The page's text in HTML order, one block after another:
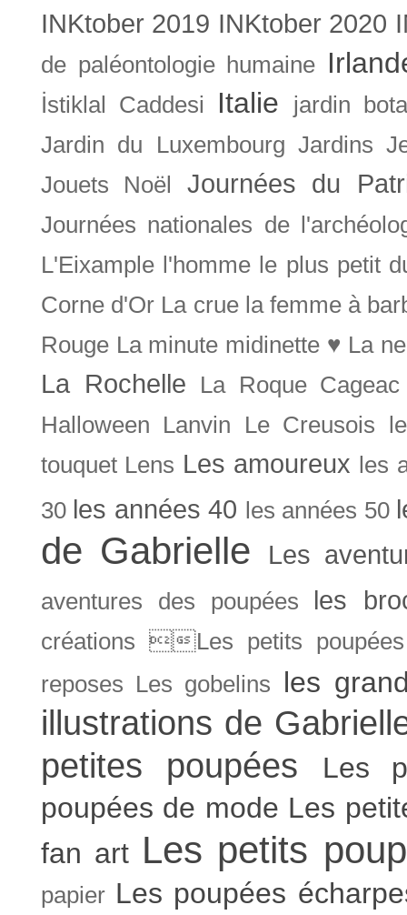
INKtober 2019 INKtober 2020
de paléontologie humaine
İstiklal Caddesi Italie
jardin
Jardin du Luxembourg Jardins
Jouets Noël
Journées du
Journées nationales de
L'Eixample l'homme le plus petit
Corne d'Or La crue la femme à
Rouge La minute midinette ♥ La
La Rochelle
La Roque Cageac
Halloween
Lanvin Le Creusois
touquet Lens Les amoureux les
30 les années 40 les années 50
de Gabrielle Les
aventures des poupées les
créations Les petits
reposes Les gobelins les
illustrations de
petites poupées
Les
poupées de mode Les
fan art Les petits
papier Les poupées